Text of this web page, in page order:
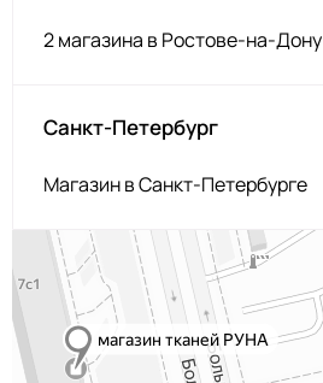
2 магазина в Ростове-на-Дону
Санкт-Петербург
Магазин в Санкт-Петербурге